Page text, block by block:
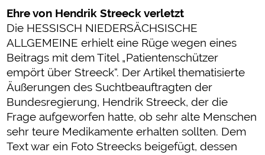
Ehre von Hendrik Streeck verletzt
Die HESSISCH NIEDERSÄCHSISCHE
ALLGEMEINE erhielt eine Rüge wegen eines
Beitrags mit dem Titel „Patientenschützer
empört über Streeck“. Der Artikel thematisierte
Äußerungen des Suchtbeauftragten der
Bundesregierung, Hendrik Streeck, der die
Frage aufgeworfen hatte, ob sehr alte Menschen
sehr teure Medikamente erhalten sollten. Dem
Text war ein Foto Streecks beigefügt, dessen